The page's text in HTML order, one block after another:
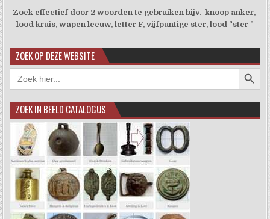
Zoek effectief door 2 woorden te gebruiken bijv. knoop anker,
lood kruis, wapen leeuw, letter F, vijfpuntige ster, lood "ster "
ZOEK OP DEZE WEBSITE
Zoek
naar:
ZOEK IN BEELD CATALOGUS